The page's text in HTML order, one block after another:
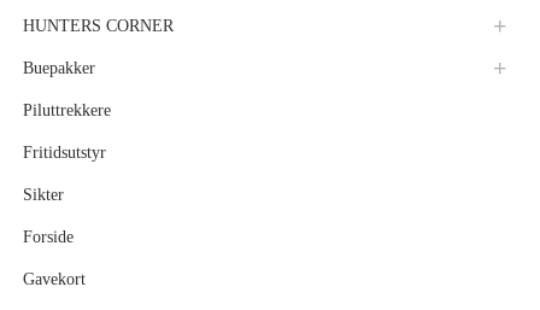
HUNTERS CORNER
Buepakker
Piluttrekkere
Fritidsutstyr
Sikter
Forside
Gavekort